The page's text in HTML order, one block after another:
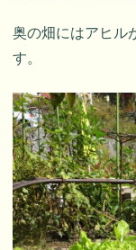
奥の畑にはアヒル
す。